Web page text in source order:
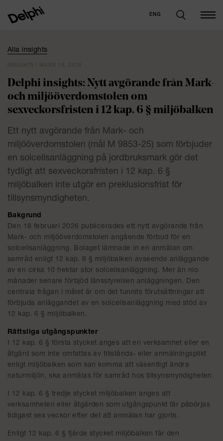
ENG
Alla insights
Delphi insights: Nytt avgörande från Mark-
och miljööverdomstolen om
sexveckorsfristen i 12 kap. 6 § miljöbalken
Ett nytt avgörande från Mark- och
miljööverdomstolen (mål M 9853-25) som förbjuder
en solcellsanläggning på jordbruksmark gör det
tydligt att sexveckorsfristen i 12 kap. 6 §
miljöbalken inte utgör en preklusionsfrist för
tillsynsmyndigheten.
Bakgrund
Den 18 februari 2026 publicerades ett nytt avgörande från
Mark- och miljööverdomstolen angående förbud för en
solcellsanläggning. Bolaget lämnade in en anmälan om
samråd enligt 12 kap. 6 § miljöbalken avseende anläggande
av en cirka 10 hektar stor solcellsanläggning. Mer än nio
månader senare förbjöd länsstyrelsen anläggningen. Den
centrala frågan i målet är om det funnits förutsättningar att
förbjuda anläggandet av en solcellsanläggning med stöd av
12 kap. 6 § miljöbalken.
Rättsliga utgångspunkter
I 12 kap. 6 § första stycket anges att en verksamhet eller en
åtgärd som inte omfattas av tillstånds- eller anmälningsplikt
enligt miljöbalken som kan komma att väsentligt ändra
naturmiljön, ska anmälas för samråd hos tillsynsmyndigheten.
I 12 kap. 6 § tredje stycket miljöbalken anges att
verksamheten eller åtgärden som utgångspunkt får påbörjas
tidigast sex veckor efter det att anmälan har gjorts.
Enligt 12 kap. 6 § fjärde stycket miljöbalken får den